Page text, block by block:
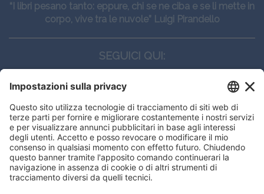
“I libri pesano tanto: eppure, chi se ne ciba e se li mette in
corpo, vive tra le nuvole” Luigi Pirandello
SEGUICI QUI:
CONTATTI
Edi.Ermes srl
Viale E. Forlanini, 21 - 20134, Milano
(+39)027021121
E-mail:eeinfo@eenet.it